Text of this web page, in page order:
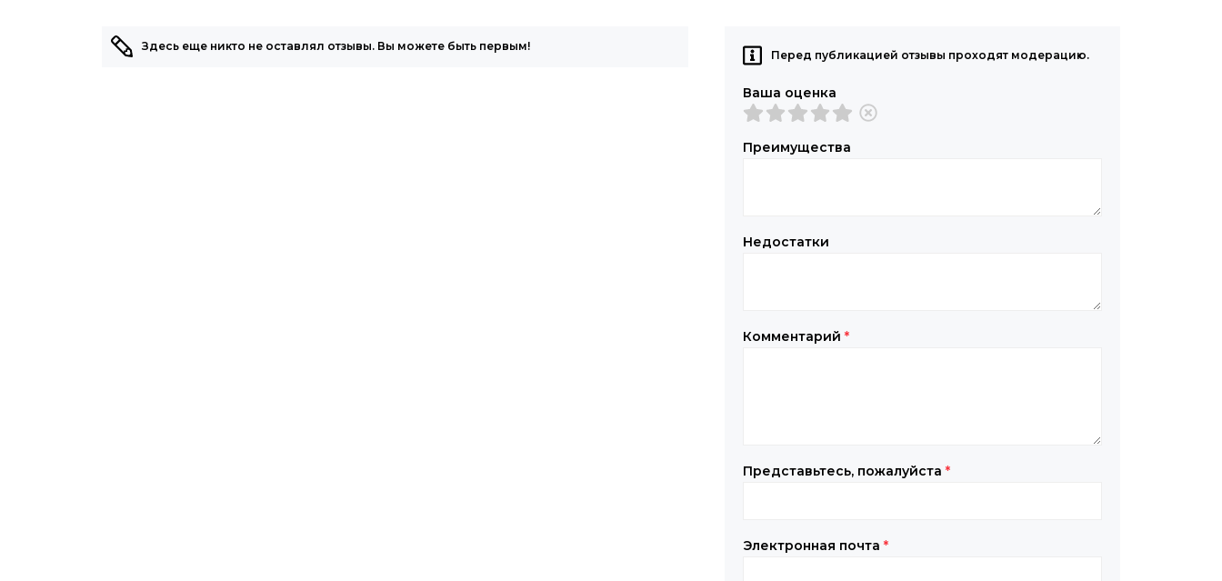
Здесь еще никто не оставлял отзывы. Вы можете быть первым!
Перед публикацией отзывы проходят модерацию.
Ваша оценка
Преимущества
Недостатки
Комментарий *
Представьтесь, пожалуйста *
Электронная почта *